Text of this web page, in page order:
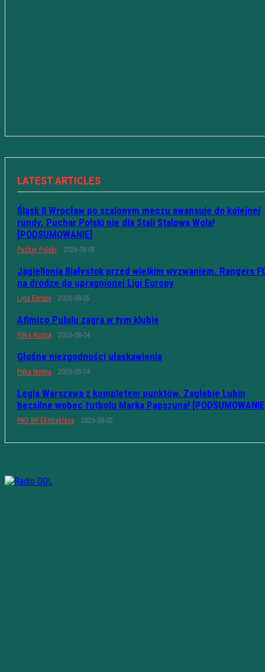
LATEST ARTICLES
Śląsk II Wrocław po szalonym meczu awansuje do kolejnej
rundy. Puchar Polski nie dla Stali Stalowa Wola!
[PODSUMOWANIE]
Puchar Polski 2026-08-05
Jagiellonia Białystok przed wielkim wyzwaniem. Rangers
na drodze do upragnionej Ligi Europy
Liga Europy 2026-08-05
Afimico Pululu zagra w tym klubie
Piłka Nożna 2026-08-04
Głośne niezgodności ułaskawienia
Piłka Nożna 2026-08-04
Legia Warszawa z kompletem punktów. Zagłębie Lubin
bezsilne wobec futbolu Marka Papszuna!
PKO BP Ekstraklasa 2026-08-02